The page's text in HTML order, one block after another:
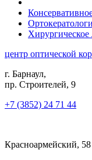
Хирургическое
центр оптической
г. Барнаул,
пр. Строителей, 9
+7 (3852) 24 71 44
Красноармейский, 58